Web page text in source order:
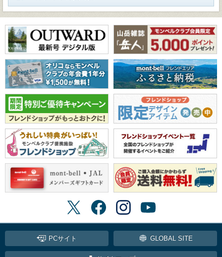
PCサイト GLOBAL SITE